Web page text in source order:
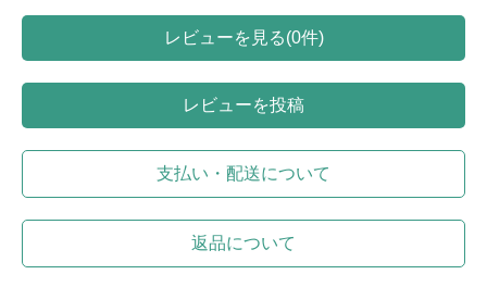
レビューを見る(0件)
レビューを投稿
支払い・配送について
返品について